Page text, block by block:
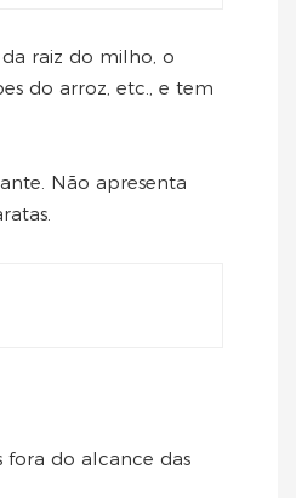
raiz do milho, o
do arroz, etc., e tem
Não apresenta
fora do alcance das